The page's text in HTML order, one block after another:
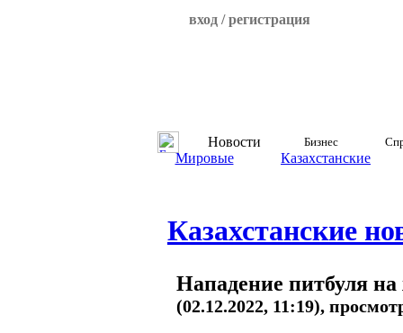
вход / регистрация
Новости Бизнес
Мировые Казахстанские
Казахстанские
Нападение питбуля
(02.12.2022, 11:19),